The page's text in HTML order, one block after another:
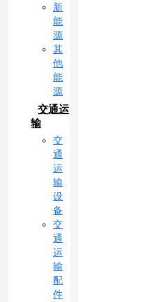
新
能
源
其
他
能
源
交通运
输
交
通
运
输
设
备
交
通
运
输
配
件